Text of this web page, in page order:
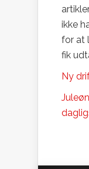
ikke
for at
fik
Ny